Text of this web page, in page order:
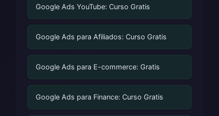
Google Ads YouTube: Curso Gratis
Google Ads para Afiliados: Curso Gratis
Google Ads para E-commerce: Gratis
Google Ads para Finance: Curso Gratis